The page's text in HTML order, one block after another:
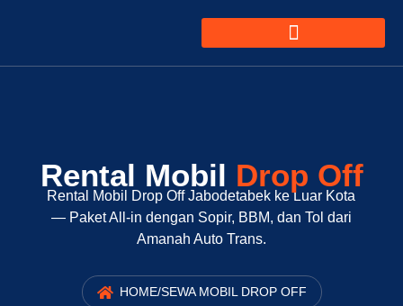
Rental Mobil Drop Off
Rental Mobil Drop Off Jabodetabek ke Luar Kota
— Paket All-in dengan Sopir, BBM, dan Tol dari
Amanah Auto Trans.
HOME/SEWA MOBIL DROP OFF